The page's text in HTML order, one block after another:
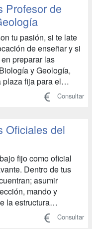
Profesor de
tu pasión, si te late
de enseñar y si
preparar las
y Geología,
fija para el
te está esperando.
tu aire, y estarás
Consultar
Oficiales del
fijo como oficial
Dentro de tus
asumir
mando y
la estructura
en el
de operaciones
Consultar